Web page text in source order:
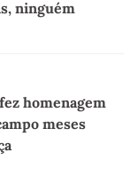
ninguém
homenagem
meses